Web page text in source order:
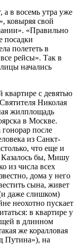
а в восемь утра уже
ковыряя свой
«Правильно
посадки
полететь в
рейсы». Так в
начались
с девятью
Николая
жилплощадь
в Москве.
после
из Санкт-
что еще и
Казалось бы, Мишу
из числа всех
дома у него
сына, живет
даже слишком)
неохотно пускает
в квартире у
в длинном
же коралловая
Путина»), на